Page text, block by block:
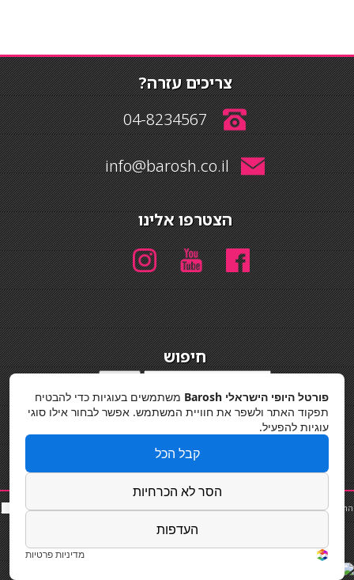
צריכים עזרה?
04-8234567
info@barosh.co.il
הצטרפו אלינו
חיפוש
מדיניות פרטיות
החלקות שיער|תאורה לבית|פאות ותוספות שיער|נייל סטודיו|תוספות שיער|שף פרטי|כ
סאות
Designed byBarosh 2020
פורטל היופי הישראלי Barosh
משתמשים בעוגיות כדי להבטיח
תפקוד האתר ולשפר את חוויית המשתמש. אפשר לבחור אילו סוגי
עוגיות להפעיל.
קבל הכל
הסר לא הכרחיות
העדפות
מדיניות פרטיות